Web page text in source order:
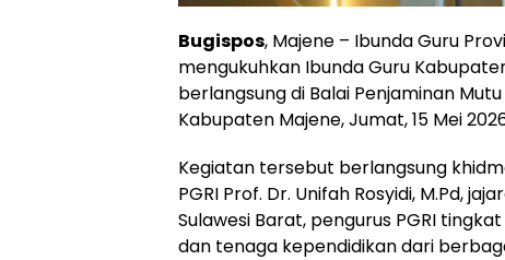
Bugispos, Majene – Ibunda Guru
mengukuhkan Ibunda Guru
berlangsung di Balai Penjaminan
Kabupaten Majene, Jumat, 15 Mei
Kegiatan tersebut berlangsung
PGRI Prof. Dr. Unifah Rosyidi, M.Pd,
Sulawesi Barat, pengurus PGRI
dan tenaga kependidikan dari